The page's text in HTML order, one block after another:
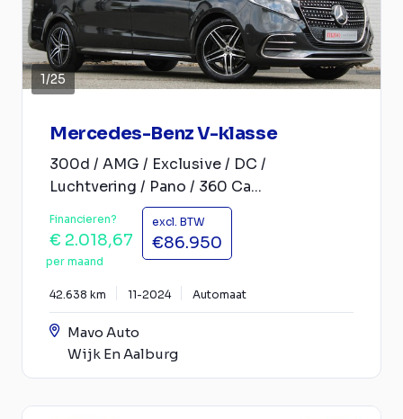
1/25
Mercedes-Benz V-klasse
300d / AMG / Exclusive / DC /
Luchtvering / Pano / 360 Ca...
Financieren?
€ 2.018,67
per maand
excl. BTW
€86.950
42.638 km 11-2024 Automaat
Mavo Auto
Wijk En Aalburg